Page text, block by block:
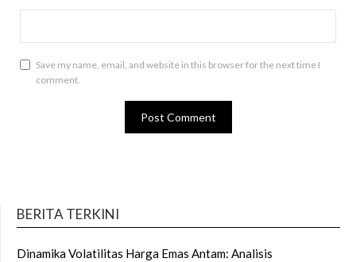
Save my name, email, and website in this browser for the next time I
comment.
BERITA TERKINI
Dinamika Volatilitas Harga Emas Antam: Analisis